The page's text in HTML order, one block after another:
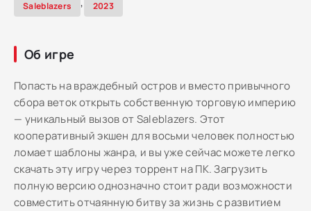
Saleblazers 2023
Об игре
Попасть на враждебный остров и вместо привычного
сбора веток открыть собственную торговую империю
— уникальный вызов от Saleblazers. Этот
кооперативный экшен для восьми человек полностью
ломает шаблоны жанра, и вы уже сейчас можете легко
скачать эту игру через торрент на ПК. Загрузить
полную версию однозначно стоит ради возможности
совместить отчаянную битву за жизнь с развитием